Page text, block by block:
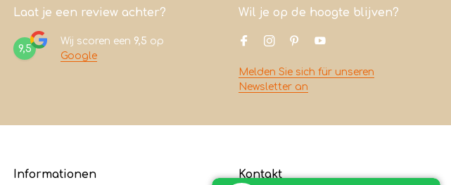
Laat je een review achter?
9,5
Wij scoren een 9,5 op
Google
Wil je op de hoogte blijven?
Melden Sie sich für unseren
Newsletter an
Informationen Kontakt